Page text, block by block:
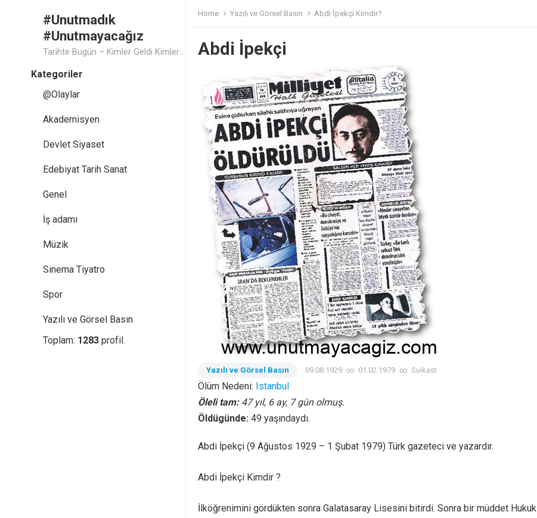
#Unutmadık
#Unutmayacağız
Tarihte Bugün – Kimler Geldi Kimler Geçti..
Kategoriler
@Olaylar
Akademisyen
Devlet Siyaset
Edebiyat Tarih Sanat
Genel
İş adamı
Müzik
Sinema Tiyatro
Spor
Yazılı ve Görsel Basın
Toplam: 1283 profil.
Home Yazılı ve Görsel Basın Abdi İpekçi Kimdir?
Abdi İpekçi
Yazılı ve Görsel Basın 09.08.1929 ∞ 01.02.1979 ∞ Suikast
Ölüm Nedeni: Istanbul
Öleli tam: 47 yıl, 6 ay, 7 gün olmuş.
Öldügünde: 49 yaşındaydı.
Abdi İpekçi (9 Ağustos 1929 – 1 Şubat 1979) Türk gazeteci ve yazardır.
Abdi İpekçi Kimdir ?
İlköğrenimini gördükten sonra Galatasaray Lisesini bitirdi. Sonra bir müddet Hukuk